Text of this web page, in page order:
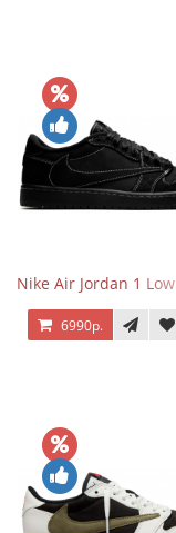
Nike Air Jordan 1
6990р.